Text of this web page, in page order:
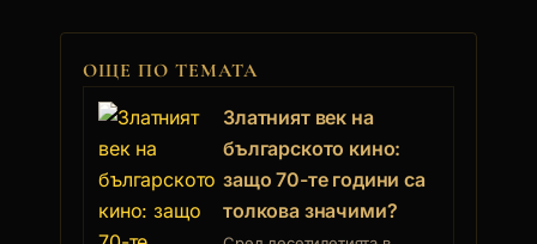
Невена Коканова
Невена Богданова Коканова е родена на
12.12.1938 г. в Дупница. По... [още]
Мария
5.
ОЩЕ ПО ТЕМАТА
Златният век на
българското кино:
защо 70-те години са
толкова значими?